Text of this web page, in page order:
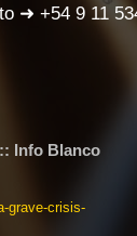
➜ +54 9 11
Info Blanco
grave-crisis-